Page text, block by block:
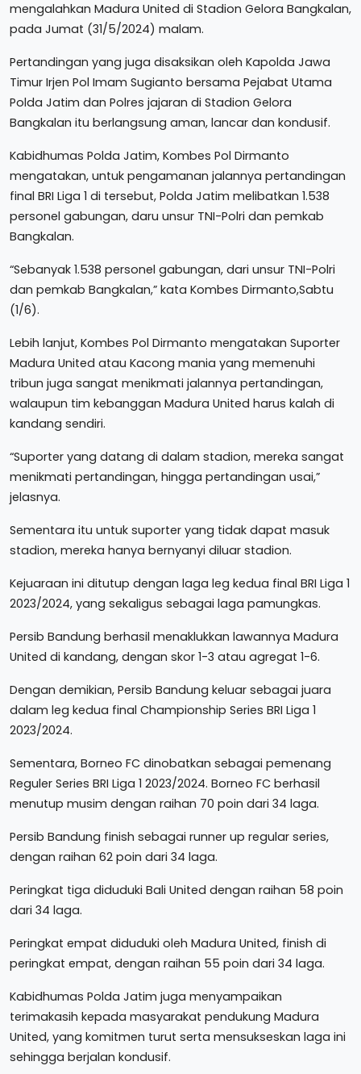
mengalahkan Madura United di Stadion Gelora Bangkalan,
pada Jumat (31/5/2024) malam.
Pertandingan yang juga disaksikan oleh Kapolda Jawa
Timur Irjen Pol Imam Sugianto bersama Pejabat Utama
Polda Jatim dan Polres jajaran di Stadion Gelora
Bangkalan itu berlangsung aman, lancar dan kondusif.
Kabidhumas Polda Jatim, Kombes Pol Dirmanto
mengatakan, untuk pengamanan jalannya pertandingan
final BRI Liga 1 di tersebut, Polda Jatim melibatkan 1.538
personel gabungan, daru unsur TNI-Polri dan pemkab
Bangkalan.
“Sebanyak 1.538 personel gabungan, dari unsur TNI-Polri
dan pemkab Bangkalan,” kata Kombes Dirmanto,Sabtu
(1/6).
Lebih lanjut, Kombes Pol Dirmanto mengatakan Suporter
Madura United atau Kacong mania yang memenuhi
tribun juga sangat menikmati jalannya pertandingan,
walaupun tim kebanggan Madura United harus kalah di
kandang sendiri.
“Suporter yang datang di dalam stadion, mereka sangat
menikmati pertandingan, hingga pertandingan usai,”
jelasnya.
Sementara itu untuk suporter yang tidak dapat masuk
stadion, mereka hanya bernyanyi diluar stadion.
Kejuaraan ini ditutup dengan laga leg kedua final BRI Liga 1
2023/2024, yang sekaligus sebagai laga pamungkas.
Persib Bandung berhasil menaklukkan lawannya Madura
United di kandang, dengan skor 1-3 atau agregat 1-6.
Dengan demikian, Persib Bandung keluar sebagai juara
dalam leg kedua final Championship Series BRI Liga 1
2023/2024.
Sementara, Borneo FC dinobatkan sebagai pemenang
Reguler Series BRI Liga 1 2023/2024. Borneo FC berhasil
menutup musim dengan raihan 70 poin dari 34 laga.
Persib Bandung finish sebagai runner up regular series,
dengan raihan 62 poin dari 34 laga.
Peringkat tiga diduduki Bali United dengan raihan 58 poin
dari 34 laga.
Peringkat empat diduduki oleh Madura United, finish di
peringkat empat, dengan raihan 55 poin dari 34 laga.
Kabidhumas Polda Jatim juga menyampaikan
terimakasih kepada masyarakat pendukung Madura
United, yang komitmen turut serta mensukseskan laga ini
sehingga berjalan kondusif.